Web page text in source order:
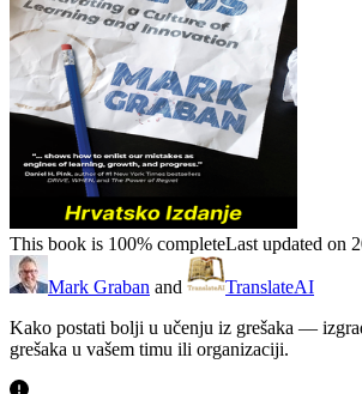
This book is 100% completeLast updated on
Mark Graban and
TranslateAI
Kako postati bolji u učenju iz grešaka —
grešaka u vašem timu ili organizaciji.